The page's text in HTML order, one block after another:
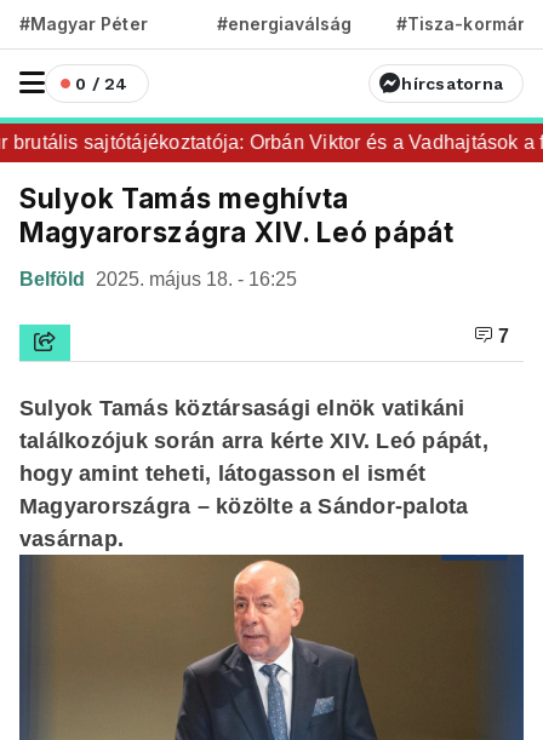
#Magyar Péter #energiaválság #Tisza-kormány
0 / 24 hírcsatorna
sajtótájékoztatója: Orbán Viktor és a Vadhajtások a
Sulyok Tamás meghívta
Magyarországra XIV. Leó pápát
Belföld 2025. május 18. - 16:25
7
Sulyok Tamás köztársasági elnök vatikáni
találkozójuk során arra kérte XIV. Leó pápát,
hogy amint teheti, látogasson el ismét
Magyarországra – közölte a Sándor-palota
vasárnap.